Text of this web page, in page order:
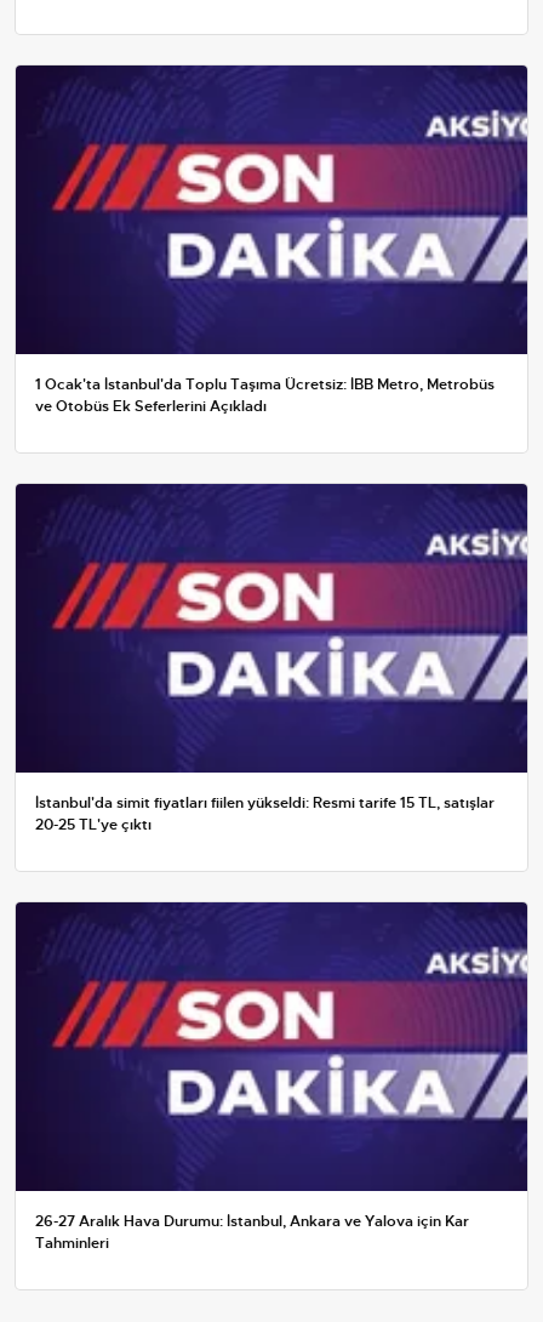
1 Ocak'ta İstanbul'da Toplu Taşıma Ücretsiz: İBB Metro, Metrobüs
ve Otobüs Ek Seferlerini Açıkladı
İstanbul'da simit fiyatları fiilen yükseldi: Resmi tarife 15 TL, satışlar
20-25 TL'ye çıktı
26-27 Aralık Hava Durumu: İstanbul, Ankara ve Yalova için Kar
Tahminleri